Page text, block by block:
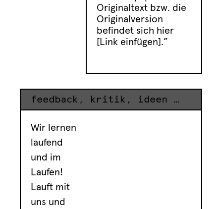
Originaltext bzw. die
Originalversion
befindet sich hier
[Link einfügen].”
feedback, kritik, ideen & wünsche
Wir lernen
laufend
und im
Laufen!
Lauft mit
uns und